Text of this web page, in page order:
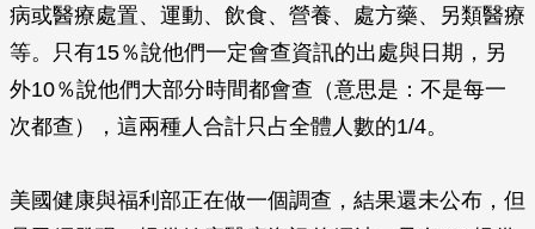
病或醫療處置、運動、飲食、營養、處方藥、另類醫療
等。只有15％說他們一定會查資訊的出處與日期，另
外10％說他們大部分時間都會查（意思是：不是每一
次都查），這兩種人合計只占全體人數的1/4。
美國健康與福利部正在做一個調查，結果還未公布，但